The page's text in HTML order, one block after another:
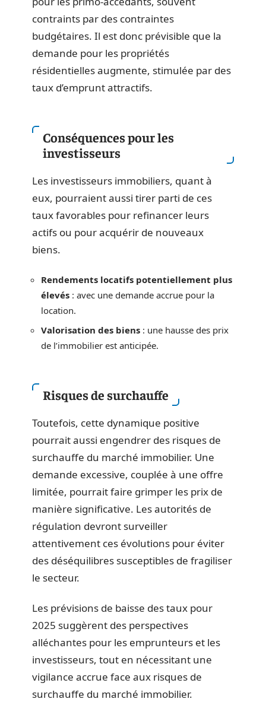
contraints par des contraintes
budgétaires. Il est donc prévisible que la
demande pour les propriétés
résidentielles augmente, stimulée par des
taux d’emprunt attractifs.
Conséquences pour les
investisseurs
Les investisseurs immobiliers, quant à
eux, pourraient aussi tirer parti de ces
taux favorables pour refinancer leurs
actifs ou pour acquérir de nouveaux
biens.
Rendements locatifs potentiellement plus
élevés : avec une demande accrue pour la
location.
Valorisation des biens : une hausse des prix
de l’immobilier est anticipée.
Risques de surchauffe
Toutefois, cette dynamique positive
pourrait aussi engendrer des risques de
surchauffe du marché immobilier. Une
demande excessive, couplée à une offre
limitée, pourrait faire grimper les prix de
manière significative. Les autorités de
régulation devront surveiller
attentivement ces évolutions pour éviter
des déséquilibres susceptibles de fragiliser
le secteur.
Les prévisions de baisse des taux pour
2025 suggèrent des perspectives
alléchantes pour les emprunteurs et les
investisseurs, tout en nécessitant une
vigilance accrue face aux risques de
surchauffe du marché immobilier.